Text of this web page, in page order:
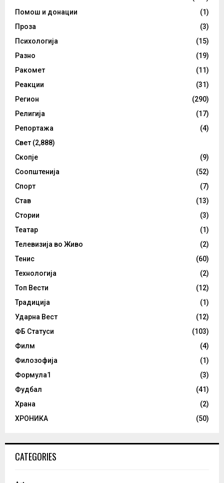
Помош и донации
(1)
Проза
(3)
Психологија
(15)
Разно
(19)
Ракомет
(11)
Реакции
(31)
Регион
(290)
Религија
(17)
Репортажа
(4)
Свет (2,888)
Скопје
(9)
Соопштенија
(52)
Спорт
(7)
Став
(13)
Стории
(3)
Театар
(1)
Телевизија во Живо
(2)
Тенис
(60)
Технологија
(2)
Топ Вести
(12)
Традиција
(1)
Ударна Вест
(12)
ФБ Статуси
(103)
Филм
(4)
Филозофија
(1)
Формула1
(3)
Фудбал
(41)
Храна
(2)
ХРОНИКА
(50)
CATEGORIES